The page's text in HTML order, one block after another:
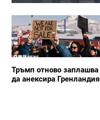
Тръмп отново заплашва
да анексира Гренландия